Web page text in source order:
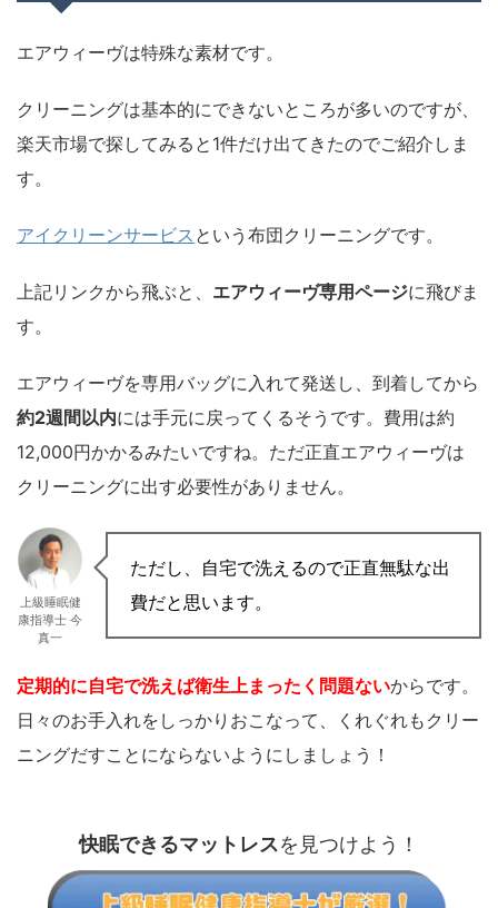
エアウィーヴは特殊な素材です。
クリーニングは基本的にできないところが多いのですが、
楽天市場で探してみると1件だけ出てきたのでご紹介しま
す。
アイクリーンサービス という布団クリーニングです。
上記リンクから飛ぶと、 エアウィーヴ専用ページに飛びま
す。
エアウィーヴを専用バッグに入れて発送し、到着してから
約2週間以内には手元に戻ってくるそうです。費用は約
12,000円かかるみたいですね。ただ正直エアウィーヴは
クリーニングに出す必要性がありません。
上級睡眠健
康指導士 今
真一
ただし、自宅で洗えるので正直無駄な出
費だと思います。
定期的に自宅で洗えば衛生上まったく問題ないからです。
日々のお手入れをしっかりおこなって、くれぐれもクリー
ニングだすことにならないようにしましょう！
快眠できるマットレスを見つけよう！